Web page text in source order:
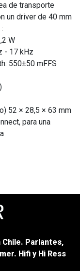
de transporte
un driver de 40 mm
W
- 17 kHz
550±50 mFFS
52 × 28,5 × 63 mm
para una
Chile. Parlantes,
Hifi y Hi Ress